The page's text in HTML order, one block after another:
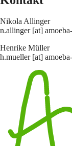
Nikola Allinger
n.allinger [at]
Henrike Müller
h.mueller [at]